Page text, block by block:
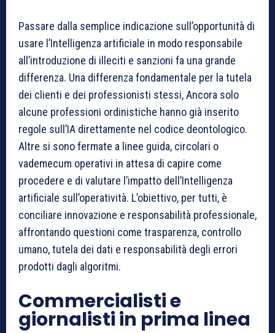
Passare dalla semplice indicazione sull’opportunità di
usare l’Intelligenza artificiale in modo responsabile
all’introduzione di illeciti e sanzioni fa una grande
differenza. Una differenza fondamentale per la tutela
dei clienti e dei professionisti stessi, Ancora solo
alcune professioni ordinistiche hanno già inserito
regole sull’IA direttamente nel codice deontologico.
Altre si sono fermate a linee guida, circolari o
vademecum operativi in attesa di capire come
procedere e di valutare l’impatto dell’Intelligenza
artificiale sull’operatività. L’obiettivo, per tutti, è
conciliare innovazione e responsabilità professionale,
affrontando questioni come trasparenza, controllo
umano, tutela dei dati e responsabilità degli errori
prodotti dagli algoritmi.
Commercialisti e
giornalisti in prima linea